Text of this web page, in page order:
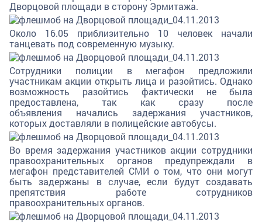
Дворцовой площади в сторону Эрмитажа.
Около 16.05 приблизительно 10 человек начали
танцевать под современную музыку.
Сотрудники полиции в мегафон предложили
участникам акции открыть лица и разойтись. Однако
возможность разойтись фактически не была
предоставлена, так как сразу после
объявления начались задержания участников,
которых доставляли в полицейские автобусы.
Во время задержания участников акции сотрудники
правоохранительных органов предупреждали в
мегафон представителей СМИ о том, что они могут
быть задержаны в случае, если будут создавать
препятствия работе сотрудников
правоохранительных органов.